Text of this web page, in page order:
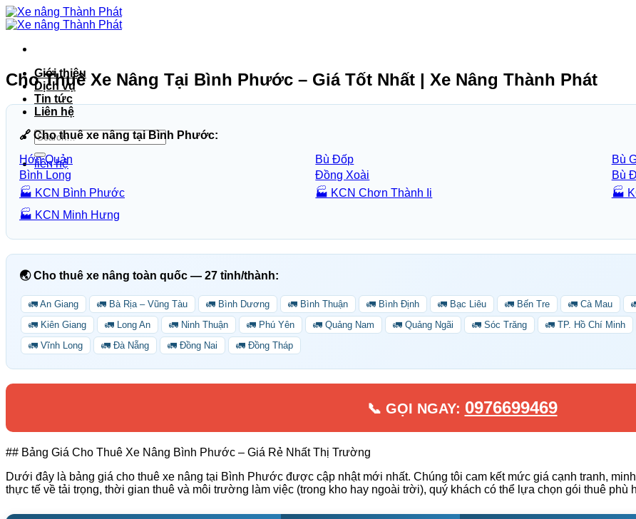
Bỏ
qua
dung
Giới thiệu
Dịch vụ
Tin tức
Liên hệ
liên hệ
Cho Thuê Xe Nâng Tại Bình Phước – Giá Tốt Nhất | Xe Nâng Thành Phát
🔗 Cho thuê xe nâng tại Bình Phước:
Hớn Quản
Bù Đốp
Bù
Bình Long
Đồng Xoài
Bù
🏭 KCN Bình Phước
🏭 KCN Chơn Thành Ii
🏭
🏭 KCN Minh Hưng
🌏 Cho thuê xe nâng toàn quốc — 27 tỉnh/thành:
🚛 An Giang 🚛 Bà Rịa – Vũng Tàu 🚛 Bình Dương 🚛 Bình Thuận 🚛 Bình Định 🚛 Bạc Liêu 🚛 Bến Tre 🚛 Cà Mau
🚛 Kiên Giang
🚛 Long An 🚛 Ninh Thuận 🚛 Phú Yên 🚛 Quảng Nam 🚛 Quảng Ngãi 🚛 Sóc Trăng 🚛 TP. Hồ Chí Minh
🚛 Vĩnh Long
🚛 Đà Nẵng 🚛 Đồng Nai 🚛 Đồng Tháp
📞 GỌI NGAY: 0976699469
## Bảng Giá Cho Thuê Xe Nâng Bình Phước – Giá Rẻ Nhất Thị Trường
Dưới đây là bảng giá cho thuê xe nâng tại Bình Phước được cập nhật mới nhất. Chúng tôi cam kết mức giá cạnh tranh,
thực tế về tải trọng, thời gian thuê và môi trường làm việc (trong kho hay ngoài trời), quý khách có thể lựa chọn gói thuê phù